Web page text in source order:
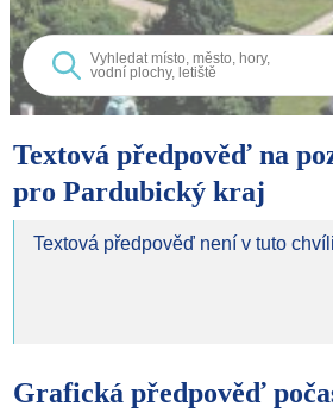
Textová předpověď na
pro Pardubický kraj
Textová předpověď není v tuto
Grafická předpověď